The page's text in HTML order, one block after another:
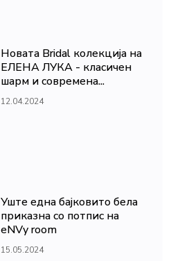
Новата Bridal колекција на
ЕЛЕНА ЛУКА - класичен
шарм и современа...
12.04.2024
Уште една бајковито бела
приказна со потпис на
eNVy room
15.05.2024